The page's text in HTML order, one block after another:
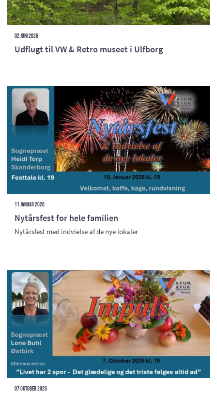
02 juni 2026
Udflugt til VW & Retro museet i Ulfborg
11 januar 2026
Nytårsfest for hele familien
Nytårsfest med indvielse af de nye lokaler
07 oktober 2025